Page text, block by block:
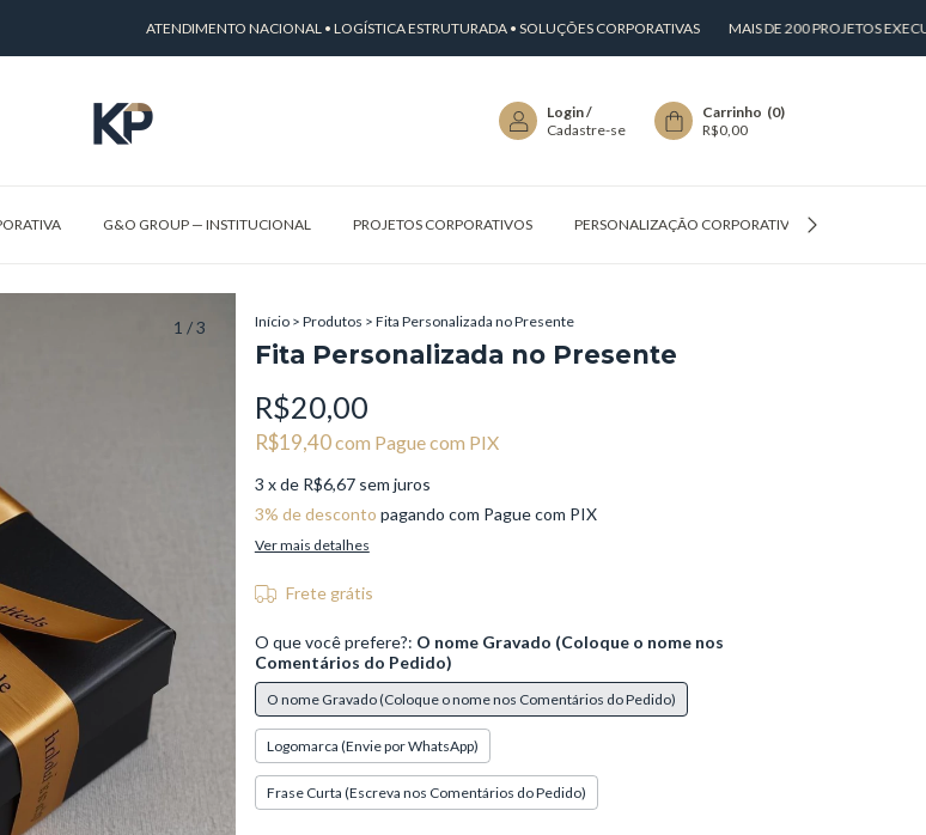
ATENDIMENTO NACIONAL • LOGÍSTICA ESTRUTURADA • SOLUÇÕES CORPORATIVAS MAIS DE 200 PROJETOS
Login/
Cadastre-se
Carrinho (0)
R$0,00
G&O GROUP — INSTITUCIONAL PROJETOS CORPORATIVOS PERSONALIZAÇÃO CORPORATIVA
1 /3 Início > Produtos > Fita Personalizada no Presente
Fita Personalizada no Presente
R$20,00
R$19,40com Pague com PIX
3 x de R$6,67 sem juros
3% de desconto pagando com Pague com PIX
Ver mais detalhes
Frete grátis
O que você prefere?: O nome Gravado (Coloque o nome nos
Comentários do Pedido)
O nome Gravado (Coloque o nome nos Comentários do Pedido)
Logomarca (Envie por WhatsApp)
Frase Curta (Escreva nos Comentários do Pedido)